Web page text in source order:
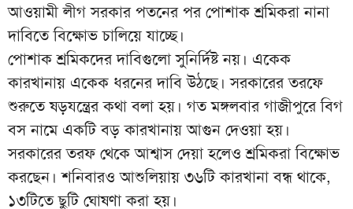
আওয়ামী লীগ সরকার পতনের পর পোশাক শ্রমিকরা নানা
দাবিতে বিক্ষোভ চালিয়ে যাচ্ছে।
পোশাক শ্রমিকদের দাবিগুলো সুনির্দিষ্ট নয়। একেক
কারখানায় একেক ধরনের দাবি উঠছে। সরকারের তরফে
শুরুতে ষড়যন্ত্রের কথা বলা হয়। গত মঙ্গলবার গাজীপুরে বিগ
বস নামে একটি বড় কারখানায় আগুন দেওয়া হয়।
সরকারের তরফ থেকে আশ্বাস দেয়া হলেও শ্রমিকরা বিক্ষোভ
করছেন। শনিবারও আশুলিয়ায় ৩৬টি কারখানা বন্ধ থাকে,
১৩টিতে ছুটি ঘোষণা করা হয়।